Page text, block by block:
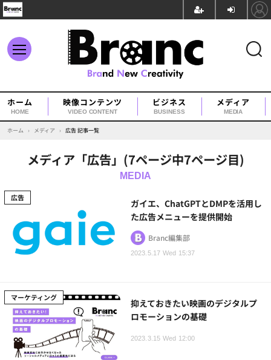
ホーム
HOME
映像コンテンツ
VIDEO CONTENT
ビジネス
BUSINESS
メディア
MEDIA
ホーム › メディア › 広告 記事一覧
メディア「広告」(7ページ中7ページ目)
広告
2023.5.17 Wed 15:37
ガイエ、ChatGPTとDMPを活用し
た広告メニューを提供開始
Branc編集部
マーケティング
2023.3.15 Wed 12:00
抑えておきたい映画のデジタルプ
ロモーションの基礎